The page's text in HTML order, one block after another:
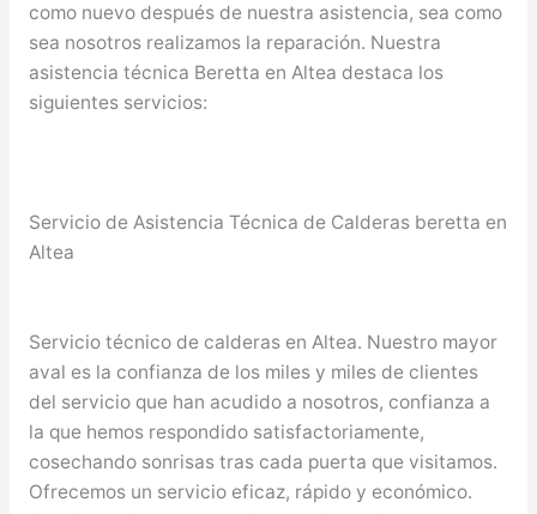
como nuevo después de nuestra asistencia, sea como
sea nosotros realizamos la reparación. Nuestra
asistencia técnica Beretta en Altea destaca los
siguientes servicios:
Servicio de Asistencia Técnica de Calderas beretta en
Altea
Servicio técnico de calderas en Altea. Nuestro mayor
aval es la confianza de los miles y miles de clientes
del servicio que han acudido a nosotros, confianza a
la que hemos respondido satisfactoriamente,
cosechando sonrisas tras cada puerta que visitamos.
Ofrecemos un servicio eficaz, rápido y económico.